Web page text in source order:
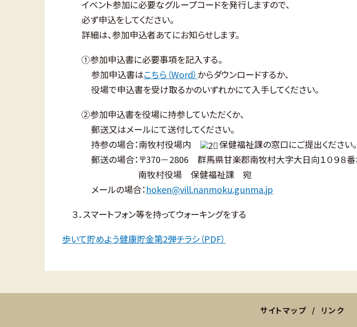
イベント参加に必要なグループコードを発行しますので、
必ず申込をしてください。
詳細は、参加申込者あてにお知らせします。
①参加申込書に必要事項を記入する。
参加申込書はこちら（Word）からダウンロードするか、
役場で申込書を受け取るかのいずれかにて入手してください。
②参加申込書を役場に持参していただくか、
郵送又はメールにて送付してください。
持参の場合：南牧村役場内
保健福祉課の窓口にご提出ください。
郵送の場合：〒370－2806 群馬県甘楽郡南牧村大字大日向１０９８
南牧村役場 保健福祉課 宛
メールの場合：hoken@vill.nanmoku.gunma.jp
３．スマートフォン等を持ってウォーキングをする
歩いて貯めよう健康貯金第2弾チラシ（PDF）
サイトマップ
リンク